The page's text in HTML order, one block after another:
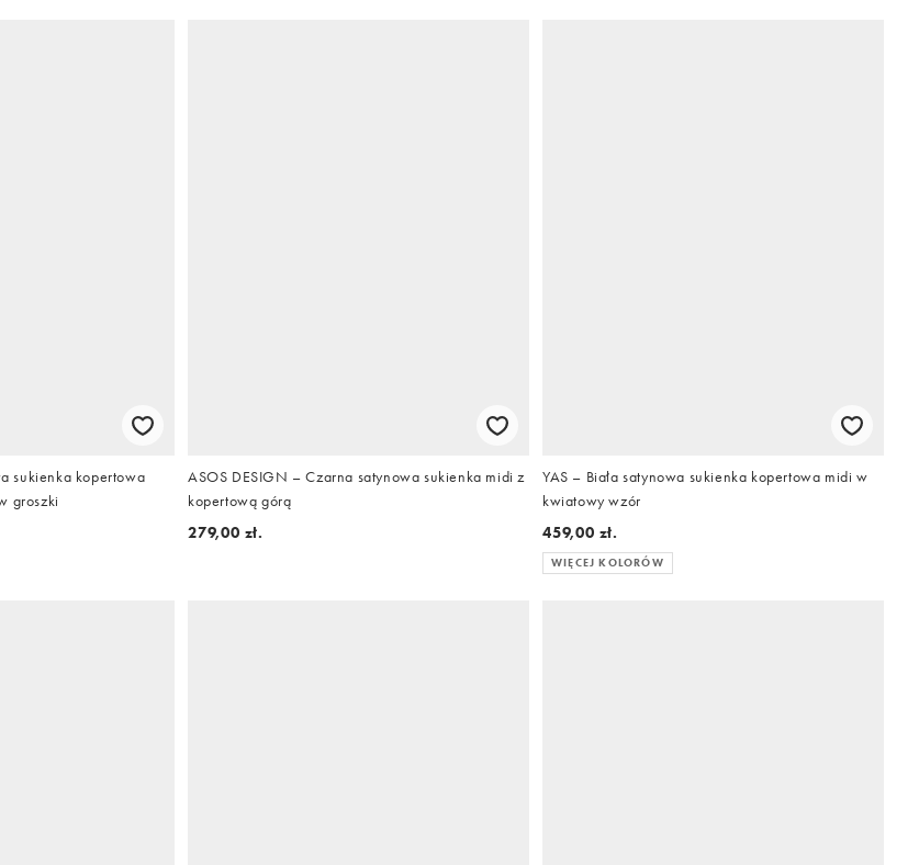
sukienka kopertowa
groszki
ASOS DESIGN – Czarna satynowa sukienka midi z
kopertową górą
279,00 zł.
YAS – Biała satynowa sukienka kopertowa midi w
kwiatowy wzór
459,00 zł.
WIĘCEJ KOLORÓW